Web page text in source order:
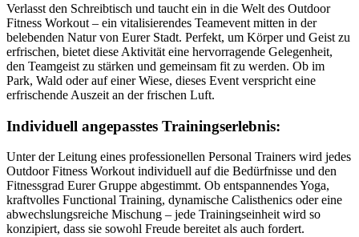
Verlasst den Schreibtisch und taucht ein in die Welt des Outdoor
Fitness Workout – ein vitalisierendes Teamevent mitten in der
belebenden Natur von Eurer Stadt. Perfekt, um Körper und Geist zu
erfrischen, bietet diese Aktivität eine hervorragende Gelegenheit,
den Teamgeist zu stärken und gemeinsam fit zu werden. Ob im
Park, Wald oder auf einer Wiese, dieses Event verspricht eine
erfrischende Auszeit an der frischen Luft.
Individuell angepasstes Trainingserlebnis:
Unter der Leitung eines professionellen Personal Trainers wird jedes
Outdoor Fitness Workout individuell auf die Bedürfnisse und den
Fitnessgrad Eurer Gruppe abgestimmt. Ob entspannendes Yoga,
kraftvolles Functional Training, dynamische Calisthenics oder eine
abwechslungsreiche Mischung – jede Trainingseinheit wird so
konzipiert, dass sie sowohl Freude bereitet als auch fordert.